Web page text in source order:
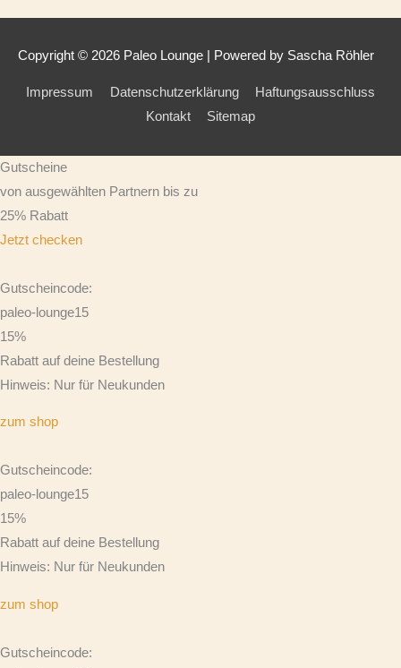
Copyright © 2026 Paleo Lounge | Powered by Sascha Röhler
Impressum Datenschutzerklärung
Haftungsausschluss
Kontakt
Sitemap
Gutscheine
von ausgewählten Partnern bis zu
25% Rabatt
Jetzt checken
Gutscheincode:
paleo-lounge15
15%
Rabatt auf deine Bestellung
Hinweis: Nur für Neukunden
zum shop
Gutscheincode:
paleo-lounge15
15%
Rabatt auf deine Bestellung
Hinweis: Nur für Neukunden
zum shop
Gutscheincode: